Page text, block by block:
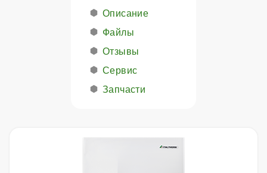
Описание
Файлы
Отзывы
Сервис
Запчасти